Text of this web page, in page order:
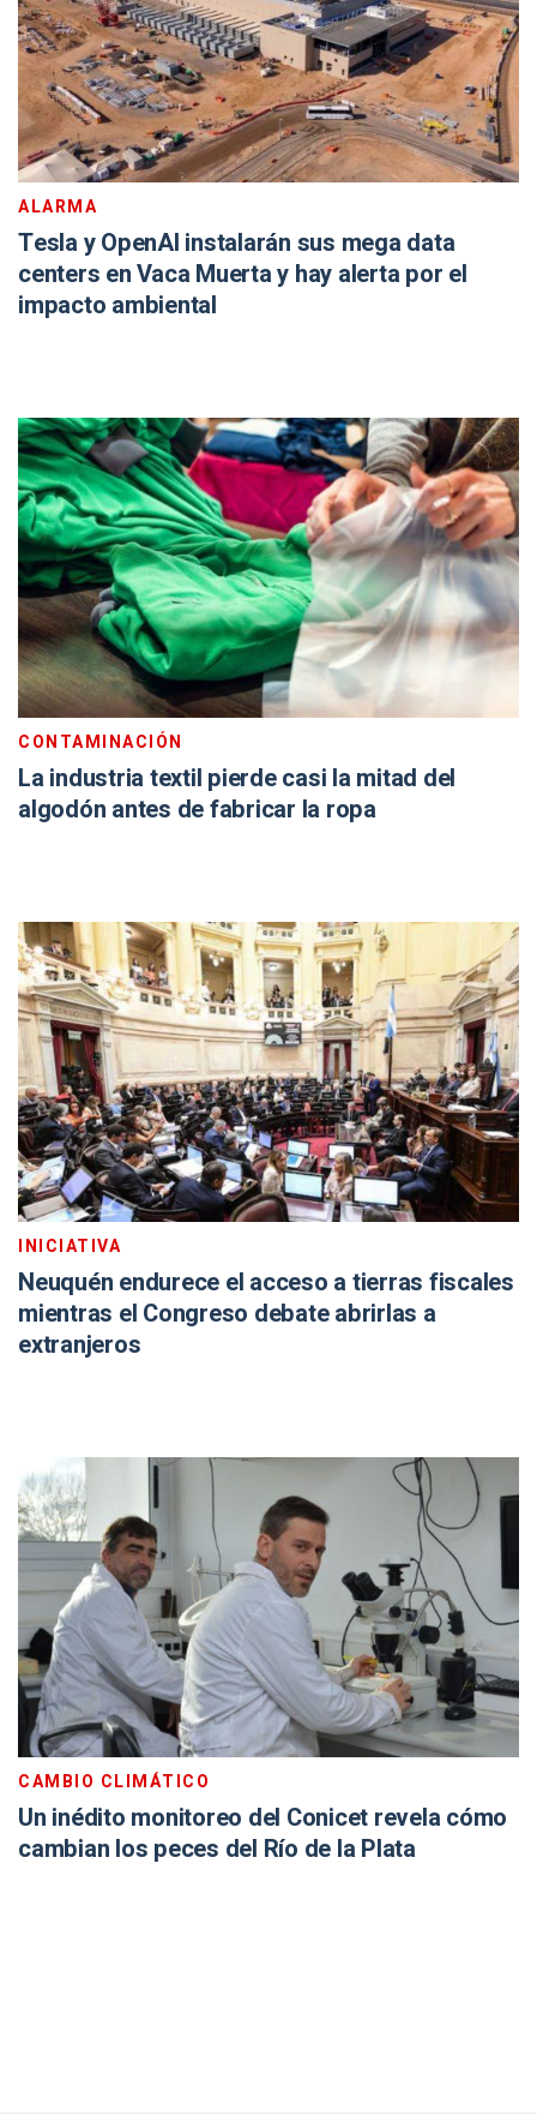
ALARMA
Tesla y OpenAI instalarán sus mega data
centers en Vaca Muerta y hay alerta por el
impacto ambiental
CONTAMINACIÓN
La industria textil pierde casi la mitad del
algodón antes de fabricar la ropa
INICIATIVA
Neuquén endurece el acceso a tierras fiscales
mientras el Congreso debate abrirlas a
extranjeros
CAMBIO CLIMÁTICO
Un inédito monitoreo del Conicet revela cómo
cambian los peces del Río de la Plata